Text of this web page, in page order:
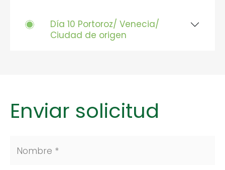
Día 10 Portoroz/ Venecia/
Ciudad de origen
Enviar solicitud
Nombre *